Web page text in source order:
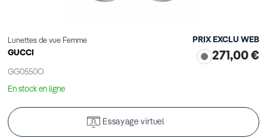
Lunettes de vue Femme
GUCCI
GG0550O
PRIX EXCLU WEB
271,00 €
En stock en ligne
Essayage virtuel